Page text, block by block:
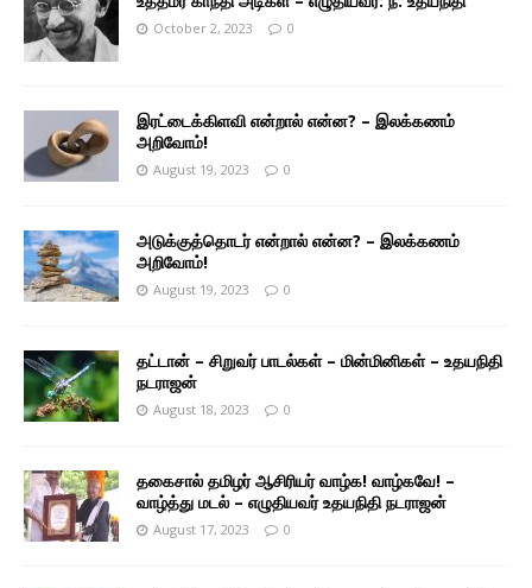
October 2, 2023 0
இரட்டைக்கிளவி என்றால் என்ன? – இலக்கணம்
அறிவோம்!
August 19, 2023 0
அடுக்குத்தொடர் என்றால் என்ன? – இலக்கணம்
அறிவோம்!
August 19, 2023 0
தட்டான் – சிறுவர் பாடல்கள் – மின்மினிகள் – உதயநிதி
நடராஜன்
August 18, 2023 0
தகைசால் தமிழர் ஆசிரியர் வாழ்க! வாழ்கவே! –
வாழ்த்து மடல் – எழுதியவர் உதயநிதி நடராஜன்
August 17, 2023 0